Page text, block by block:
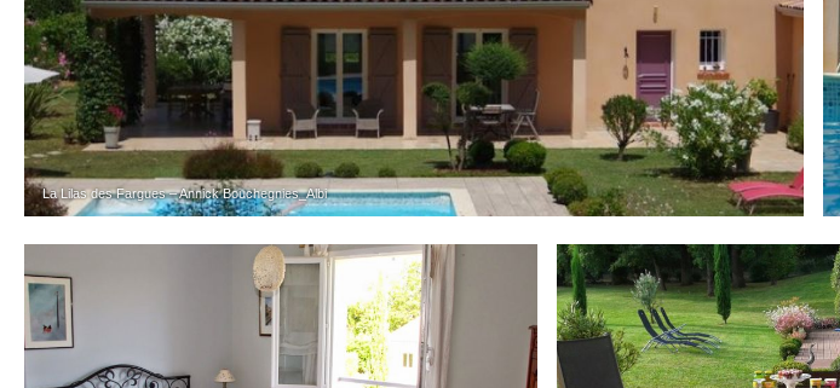
La Lilas des Fargues – Annick Bouchegnies_Albi